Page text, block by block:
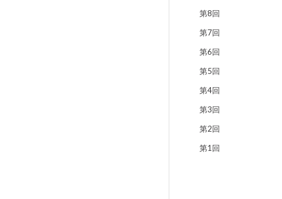
第8回
第7回
第6回
第5回
第4回
第3回
第2回
第1回